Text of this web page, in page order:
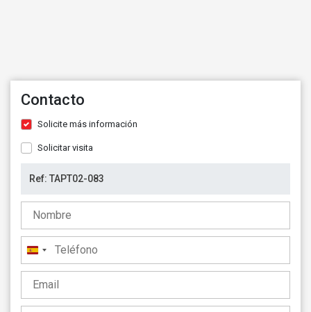
Contacto
Solicite más información
Solicitar visita
España
+34